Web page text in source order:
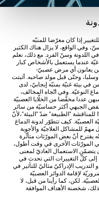
إذا كان معرّضا للمنبّه
وفي الواقع، لا يزال هناك الكثير
اللدونة وسنّ الفرد. مع ذلك، نعلم
عندما يستعمل بالأشخاص كبار
يعانون أي مرض عصبيّ-
أوسلبا، وحتّى قبل مولد صاحبه. أثبتت
في بيئة غنيّة بمنبّه إيجابيّ، لدى
النوعيّة. وفي اتّجاه المخالف،
عددا مخفّضا من الخلّايا العصبيّة
الجبهي أكثر حساسيّة من سائر
للمناقشة "الطبيعة" ضدّ "البيئة"،لأنّ
العصبيّة. كيف تتطوّر لدونة الدماغ
مهمّ للمشاكل العلاجيّة والأجوبة
يقترح أنّ بعض المورّثات متأثّرة
في المورّثات الأخرى في وقت أطول،
يتضمّن الاستعمال العاديّ لمعنى
إلى كلّ التغييرات التي تحدث في
الإدراكيّ مثاليّ للتأثير في
لإقامة الدوائر العصبيّة
لكن، كما رأينا من قبل، لا
شخصنة الأهداف الموافقة